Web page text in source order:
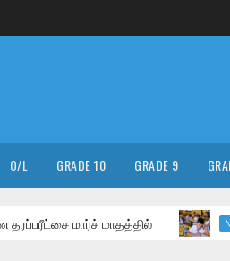
O/L GRADE 10 GRADE 9
மார்ச் மாதத்தில் NEWS